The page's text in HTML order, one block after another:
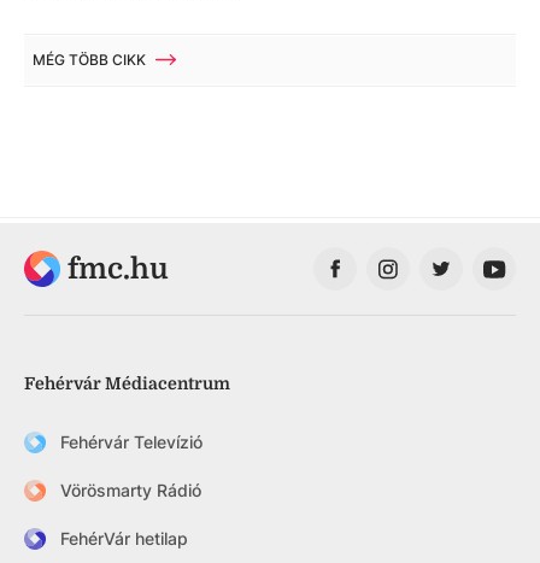
MÉG TÖBB CIKK
fmc.hu
Fehérvár Médiacentrum
Fehérvár Televízió
Vörösmarty Rádió
FehérVár hetilap